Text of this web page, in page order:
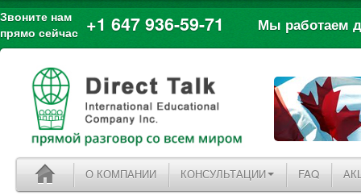
Звоните нам
прямо сейчас +1 647 936-59-71 Мы работаем
О КОМПАНИИ КОНСУЛЬТАЦИИ FAQ